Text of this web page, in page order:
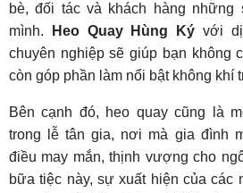
bè, đối tác và khách hàng những
mình.
Heo Quay Hùng Ký với
chuyên nghiệp sẽ giúp bạn không
còn góp phần làm nổi bật không khí
Bên cạnh đó, heo quay cũng là
trong lễ tân gia, nơi mà gia đình
điều may mắn, thịnh vượng cho
bữa tiệc này, sự xuất hiện của các